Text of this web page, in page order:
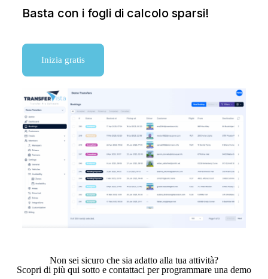
Basta con i fogli di calcolo sparsi!
Inizia gratis
Non sei sicuro che sia adatto alla tua attività?
Scopri di più qui sotto e contattaci per programmare una demo